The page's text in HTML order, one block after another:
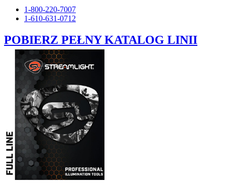
1-800-220-7007
1-610-631-0712
POBIERZ PEŁNY KATALOG LINII